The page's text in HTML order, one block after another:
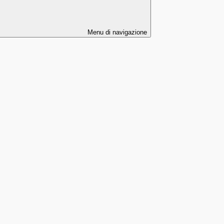
Menu di navigazione